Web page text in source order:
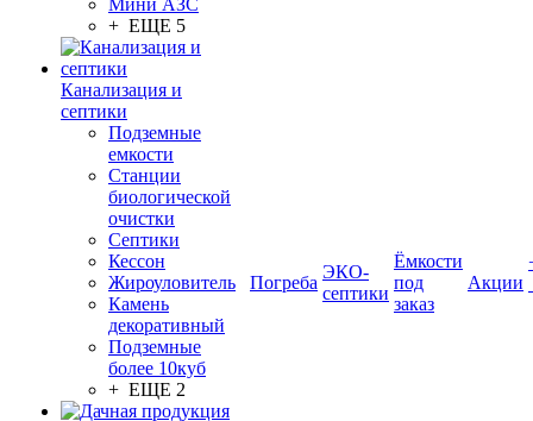
Мини АЗС
+ ЕЩЕ 5
Канализация и
септики
Подземные
емкости
Станции
биологической
очистки
Септики
Кессон
Жироуловитель
Камень
декоративный
Подземные
более 10куб
+ ЕЩЕ 2
Погреба
ЭКО-
септики
Ёмкости
под
заказ
Акции